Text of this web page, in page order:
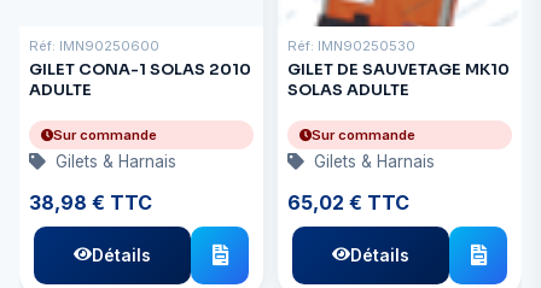
Réf: IMN90250600
GILET CONA-1 SOLAS 2010
ADULTE
Sur commande
Gilets & Harnais
38,98 € TTC
Détails
Réf: IMN90250530
GILET DE SAUVETAGE MK10
SOLAS ADULTE
Sur commande
Gilets & Harnais
65,02 € TTC
Détails